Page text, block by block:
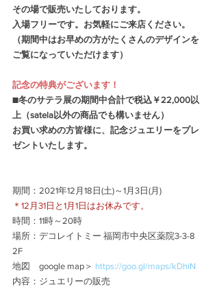
その場で販売いたしております。
入場フリーです。お気軽にご来店ください。
（期間中はお早めの方がたくさんのデザインを
ご覧になっていただけます）
記念の特典がございます！
■冬のサテラ展の期間中合計で税込￥22,000以
上（satela以外の商品でも構いません）
お買い求めの方皆様に、記念ジュエリーをプレ
ゼントいたします。
期間：2021年12月18日(土)～1月3日(月)
＊12月31日と1月1日はお休みです。
時間：11時～20時
場所：デコレイトミー 福岡市中央区薬院3-3-8
2F
地図　google map＞ https://goo.gl/maps/kDhiN
内容：ジュエリーの販売